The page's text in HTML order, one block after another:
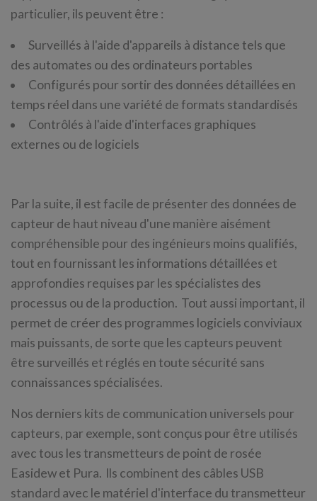
particulier, ils peuvent être :
Surveillés à l'aide d'appareils à distance tels que
des automates ou des ordinateurs portables
Configurés pour sortir des données détaillées en
temps réel dans une variété de formats standardisés
Contrôlés à l'aide d'interfaces graphiques
externes ou de logiciels
Par la suite, il est facile de présenter des données de
capteur de haut niveau d'une manière aisément
compréhensible pour des ingénieurs moins qualifiés,
tout en fournissant les informations détaillées et
approfondies requises par les spécialistes des
processus ou de la production. Tout aussi important, il
permet de créer des programmes logiciels conviviaux
mais puissants, de sorte que les capteurs peuvent
être surveillés et réglés en toute sécurité sans
connaissances spécialisées.
Nos derniers kits de communication universels pour
capteurs, par exemple, sont conçus pour être utilisés
avec tous les transmetteurs de point de rosée
Easidew et Pura. Ils combinent des câbles USB
standard avec le matériel d'interface du transmetteur